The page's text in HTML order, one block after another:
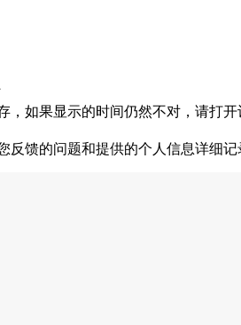
如果显示的时间仍然不对，请打
馈的问题和提供的个人信息详细记